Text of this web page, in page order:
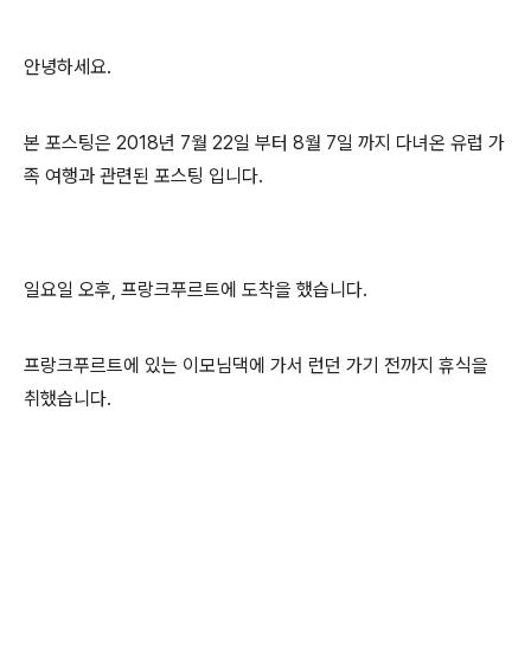
안녕하세요.
본 포스팅은 2018년 7월 22일 부터 8월 7일 까지 다녀온 유럽 가
족 여행과 관련된 포스팅 입니다.
일요일 오후, 프랑크푸르트에 도착을 했습니다.
프랑크푸르트에 있는 이모님댁에 가서 런던 가기 전까지 휴식을
취했습니다.